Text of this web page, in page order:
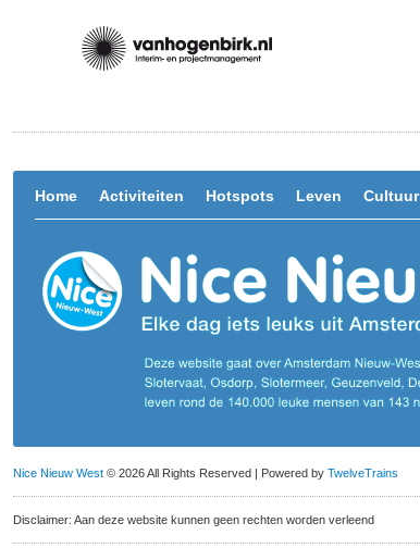
Home Activiteiten Hotspots Leven Cultuur
Nice Nieuw West © 2026 All Rights Reserved | Powered by TwelveTrains
Disclaimer: Aan deze website kunnen geen rechten worden verleend